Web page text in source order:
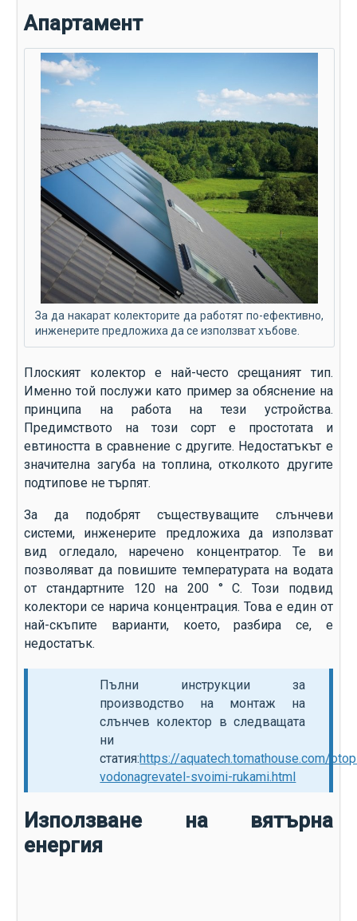
Апартамент
За да накарат колекторите да работят по-ефективно,
инженерите предложиха да се използват хъбове.
Плоският колектор е най-често срещаният тип.
Именно той послужи като пример за обяснение на
принципа на работа на тези устройства.
Предимството на този сорт е простотата и
евтиността в сравнение с другите. Недостатъкът е
значителна загуба на топлина, отколкото другите
подтипове не търпят.
За да подобрят съществуващите слънчеви
системи, инженерите предложиха да използват
вид огледало, наречено концентратор. Те ви
позволяват да повишите температурата на водата
от стандартните 120 на 200 ° C. Този подвид
колектори се нарича концентрация. Това е един от
най-скъпите варианти, което, разбира се, е
недостатък.
Пълни инструкции за
производство на монтаж на
слънчев колектор в следващата
ни
статия:https://aquatech.tomathouse.com/
vodonagrevatel-svoimi-rukami.html
Използване на вятърна
енергия